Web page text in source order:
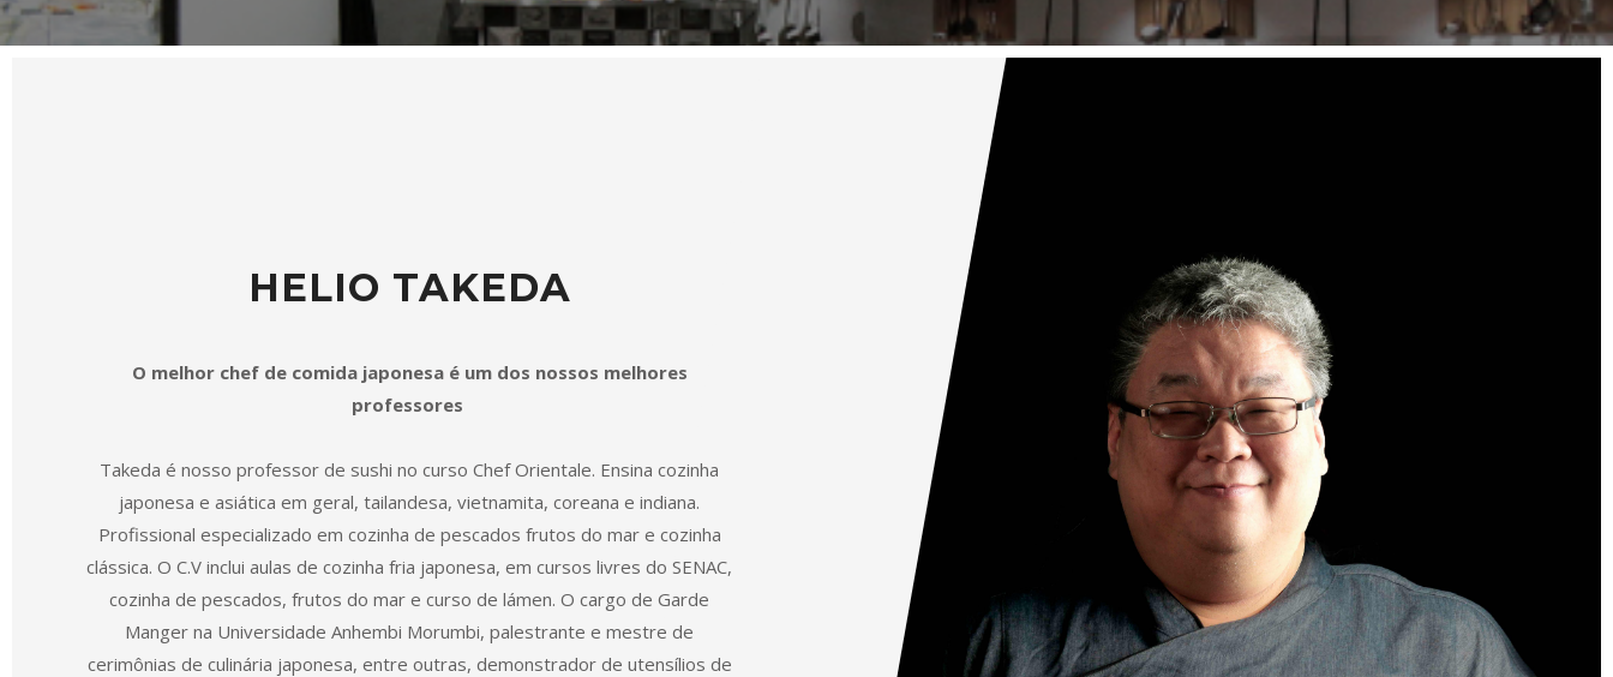
HELIO TAKEDA
O melhor chef de comida japonesa é um dos nossos melhores
professores
Takeda é nosso professor de sushi no curso Chef Orientale. Ensina cozinha
japonesa e asiática em geral, tailandesa, vietnamita, coreana e indiana.
Profissional especializado em cozinha de pescados frutos do mar e cozinha
clássica. O C.V inclui aulas de cozinha fria japonesa, em cursos livres do SENAC,
cozinha de pescados, frutos do mar e curso de lámen. O cargo de Garde
Manger na Universidade Anhembi Morumbi, palestrante e mestre de
cerimônias de culinária japonesa, entre outras, demonstrador de utensílios de